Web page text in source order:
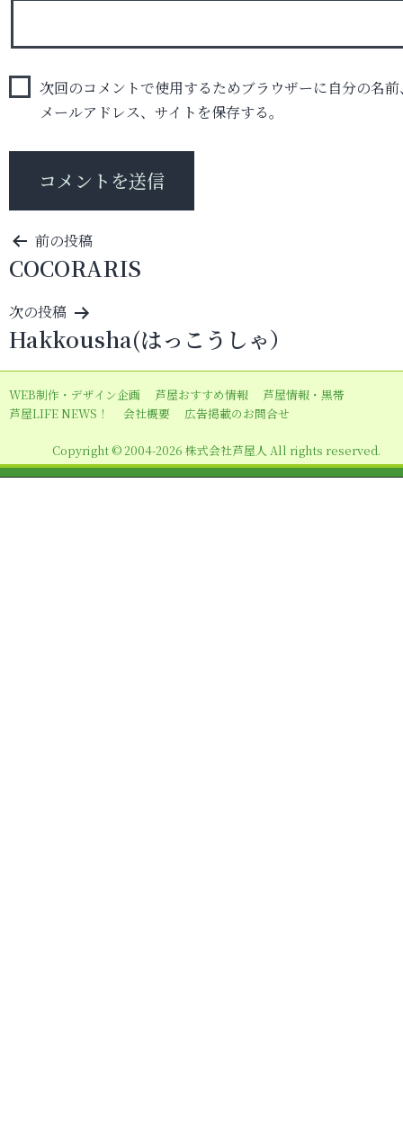
次回のコメントで使用するためブラウザーに自分の名前
メールアドレス、サイトを保存する。
投
稿
ナ
ビ
ゲ
ー
シ
ン
前の投稿
COCORARIS
次の投稿
Hakkousha(はっこうしゃ）
WEB制作・デザイン企画 芦屋おすすめ情報
芦屋情報・黒帯
芦屋LIFE NEWS！
会社概要 広告掲載のお問合せ
Copyright © 2004-2026 株式会社芦屋人 All rights reserved.